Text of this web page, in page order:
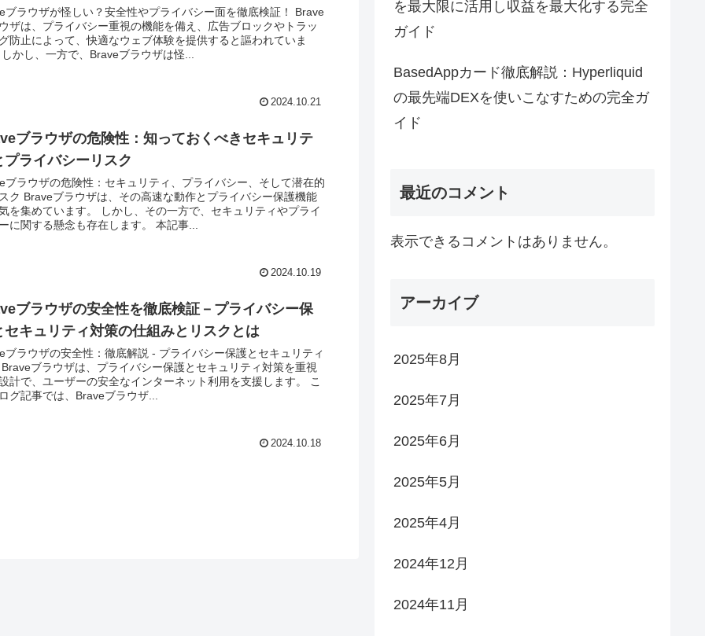
ブラウザが怪しい？安全性やプライバシー面を徹底検証！ Brave
ザは、プライバシー重視の機能を備え、広告ブロックやトラッ
防止によって、快適なウェブ体験を提供すると謳われていま
かし、一方で、Braveブラウザは怪...
2024.10.21
ブラウザの危険性：知っておくべきセキュリテ
プライバシーリスク
ブラウザの危険性：セキュリティ、プライバシー、そして潜在的
ク Braveブラウザは、その高速な動作とプライバシー保護機能
を集めています。 しかし、その一方で、セキュリティやプライ
に関する懸念も存在します。 本記事...
2024.10.19
ブラウザの安全性を徹底検証－プライバシー保
セキュリティ対策の仕組みとリスクとは
ブラウザの安全性：徹底解説 - プライバシー保護とセキュリティ
ブラウザは、プライバシー保護とセキュリティ対策を重視
計で、ユーザーの安全なインターネット利用を支援します。 こ
グ記事では、Braveブラウザ...
2024.10.18
を最大限に活用し収益を最大化する完全
ガイド
BasedAppカード徹底解説：Hyperliquid
の最先端DEXを使いこなすための完全ガ
イド
最近のコメント
表示できるコメントはありません。
アーカイブ
2025年8月
2025年7月
2025年6月
2025年5月
2025年4月
2024年12月
2024年11月